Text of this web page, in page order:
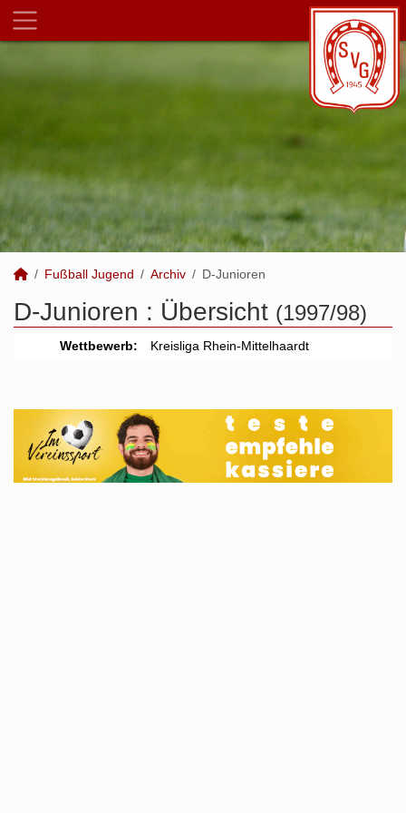
Fußball Jugend Archiv D-Junioren
D-Junioren : Übersicht (1997/98)
Wettbewerb: Kreisliga Rhein-Mittelhaardt